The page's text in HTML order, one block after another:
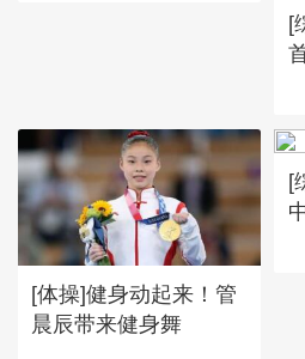
[
[体操]健身动起来！管
晨辰带来健身舞
[